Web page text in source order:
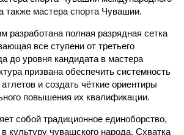
также мастера спорта Чувашии.
разработана полная разрядная сетка
все ступени от третьего
до уровня кандидата в мастера
призвана обеспечить системность
и создать чёткие ориентиры
повышения их квалификации.
собой традиционное единоборство,
культуру чувашского народа. Схватка